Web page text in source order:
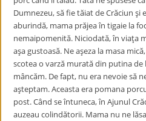
Dumnezeu, să fie tăiat de Crăciun şi
aburindă, mama prăjea în tigaie la
nemaipomenită. Niciodată, în viaţa
aşa gustoasă. Ne aşeza la masa
scotea o varză murată din putina de
mâncăm. De fapt, nu era nevoie să
aşteptam. Aceasta era pomana
post. Când se întuneca, în Ajunul
auzeau colindătorii. Mama nu ne